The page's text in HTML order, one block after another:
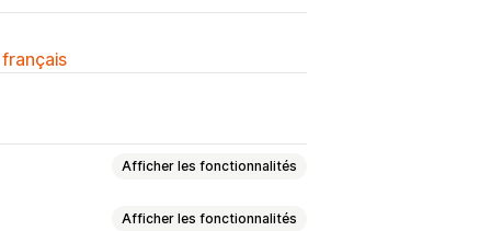
Afficher les fonctionnalités
Afficher les fonctionnalités